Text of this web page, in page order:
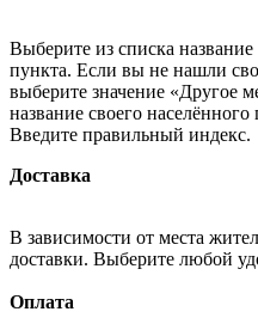
Выберите из списка
пункта. Если вы не нашли
выберите значение «Другое
название своего
Введите правильный индекс.
Доставка
В зависимости от места
доставки. Выберите любой
Оплата